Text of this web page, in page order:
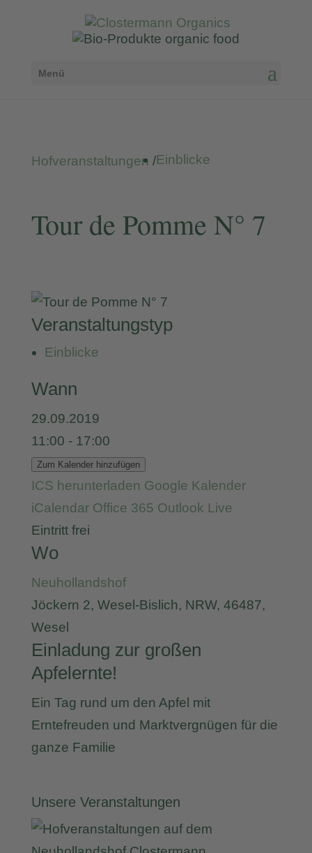
Menü
Hofveranstaltungen /Einblicke
Tour de Pomme N° 7
Veranstaltungstyp
Einblicke
Wann
29.09.2019
11:00 - 17:00
Zum Kalender hinzufügen
ICS herunterladen Google Kalender
iCalendar Office 365 Outlook Live
Eintritt frei
Wo
Neuhollandshof
Jöckern 2, Wesel-Bislich, NRW, 46487,
Wesel
Einladung zur großen
Apfelernte!
Ein Tag rund um den Apfel mit
Erntefreuden und Marktvergnügen für die
ganze Familie
Unsere Veranstaltungen